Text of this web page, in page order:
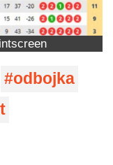
odbojka